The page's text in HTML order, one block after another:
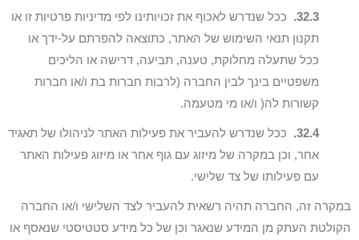
32.3.
ככל שנדרש לאכוף את זכויותינו לפי מדיניות פרטיות זו או
תקנון תנאי השימוש של האתר, כתוצאה להפרתם על-ידך או
ככל שתעלה מחלוקת, טענה, תביעה, דרישה או הליכים
משפטיים בינך לבין החברה (לרבות חברות בת ו/או חברות
קשורות לה( ו/או מי מטעמה.
32.4.
ככל שנדרש להעביר את פעילות האתר לניהולו של תאגיד
אחר, וכן במקרה של מיזוג עם גוף אחר או מיזוג פעילות האתר
עם פעילותו של צד שלישי.
במקרה זה, החברה תהיה רשאית להעביר לצד השלישי ו/או החברה
הקולטת העתק מן המידע שנאגר וכן של כל מידע סטטיסטי שנאסף או